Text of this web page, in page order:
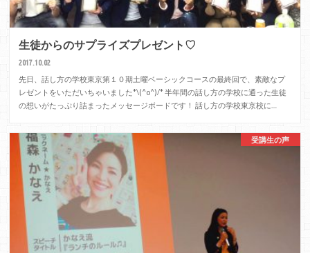
生徒からのサプライズプレゼント♡
2017.10.02
先日、話し方の学校東京第１０期土曜ベーシックコースの最終回で、素敵なプ
レゼントをいただいちゃいました*\(^o^)/* 半年間の話し方の学校に通った生徒
の想いがたっぷり詰まったメッセージボードです！ 話し方の学校東京校に…
受講生の声